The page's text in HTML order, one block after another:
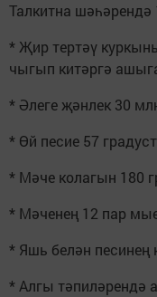
Талкитна шәһәрендә
* Җир тертәү
чыгып китәргә
* Әлеге җәнлек 30
* Өй песие 57
* Мәче колагын 180
* Мәченең 12 пар
* Яшь белән песинең
* Алгы тәпиләрендә